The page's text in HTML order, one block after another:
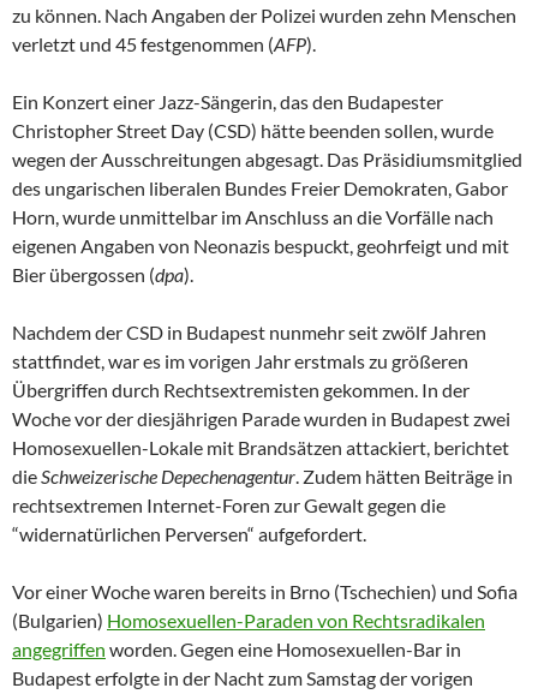
zu können. Nach Angaben der Polizei wurden zehn Menschen
verletzt und 45 festgenommen (AFP).
Ein Konzert einer Jazz-Sängerin, das den Budapester
Christopher Street Day (CSD) hätte beenden sollen, wurde
wegen der Ausschreitungen abgesagt. Das Präsidiumsmitglied
des ungarischen liberalen Bundes Freier Demokraten, Gabor
Horn, wurde unmittelbar im Anschluss an die Vorfälle nach
eigenen Angaben von Neonazis bespuckt, geohrfeigt und mit
Bier übergossen (dpa).
Nachdem der CSD in Budapest nunmehr seit zwölf Jahren
stattfindet, war es im vorigen Jahr erstmals zu größeren
Übergriffen durch Rechtsextremisten gekommen. In der
Woche vor der diesjährigen Parade wurden in Budapest zwei
Homosexuellen-Lokale mit Brandsätzen attackiert, berichtet
dieSchweizerische Depechenagentur. Zudem hätten Beiträge in
rechtsextremen Internet-Foren zur Gewalt gegen die
“widernatürlichen Perversen“ aufgefordert.
Vor einer Woche waren bereits in Brno (Tschechien) und Sofia
(Bulgarien) Homosexuellen-Paraden von Rechtsradikalen
angegriffen worden. Gegen eine Homosexuellen-Bar in
Budapest erfolgte in der Nacht zum Samstag der vorigen